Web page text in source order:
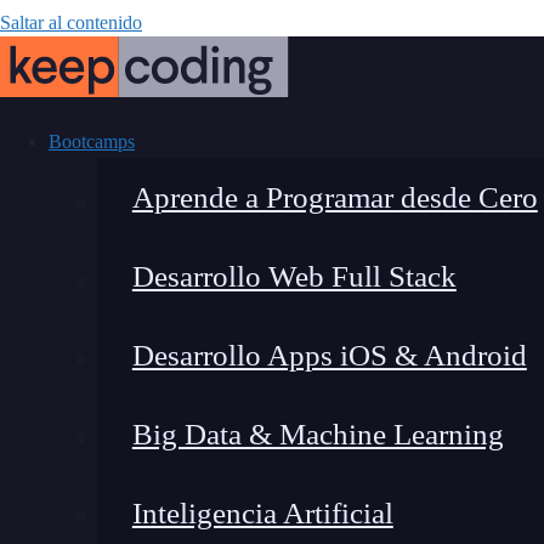
Saltar al contenido
Bootcamps
Aprende a Programar desde Cero
Desarrollo Web Full Stack
Desarrollo Apps iOS & Android
Big Data & Machine Learning
Inteligencia Artificial
Platform
definitiva